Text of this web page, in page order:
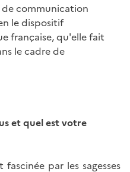
communication
le dispositif
française, qu'elle fait
le cadre de
et quel est votre
par les sagesses